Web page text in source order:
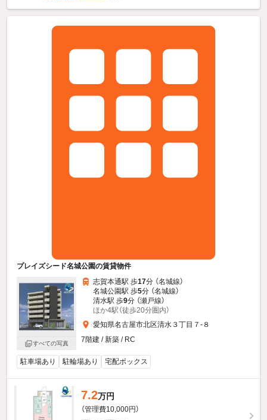
プレイズシード名城公園の賃貸物件
すべての写真
志賀本通駅 歩17分 （名城線）
名城公園駅 歩5分 （名城線）
清水駅 歩9分 （瀬戸線）
ほか4駅（徒歩20分圏内）
愛知県名古屋市北区清水３丁目７-８
7階建 / 新築 / RC
駐車場あり 駐輪場あり 宅配ボックス
7.2万円
（管理費10,000円）